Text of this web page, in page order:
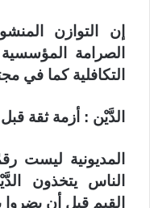
إن التوازن
الصرامة
التكافلية كما في
الدَّيْن : أزمة ثقة
المديونية ليست
الناس يتخذون
القيم قبل أن